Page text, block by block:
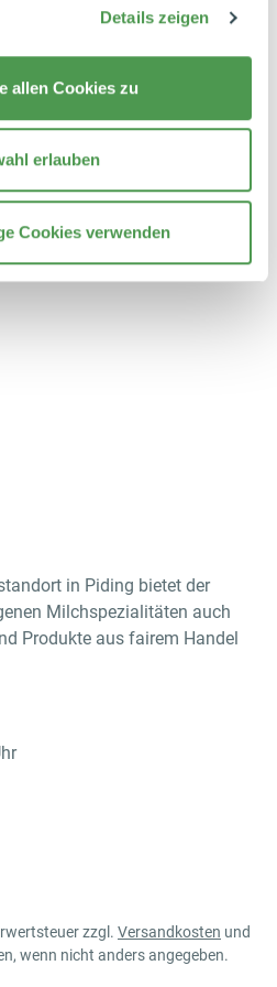
Details zeigen
allen Cookies zu
erlauben
Cookies verwenden
in Piding bietet der
Milchspezialitäten auch
Produkte aus fairem Handel
zzgl. Versandkosten und
wenn nicht anders angegeben.